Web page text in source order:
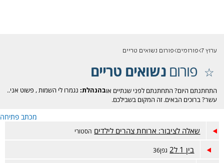
ערוץ 7 פורומים פורום נשואים טריים
פורוםנשואים טריים
בהנהלת: נגמרו לי השמות, פשוט אני..
התחתנתם היום? התחתנתם לפני שנתיים או
עשר? ברוכים הבאים. זה המקום בשבילכם.
מכתב פתיחה
שאלה לציבור: ארוחת צהרים לילדים הסטורי
בין 1 ל2 גפן36